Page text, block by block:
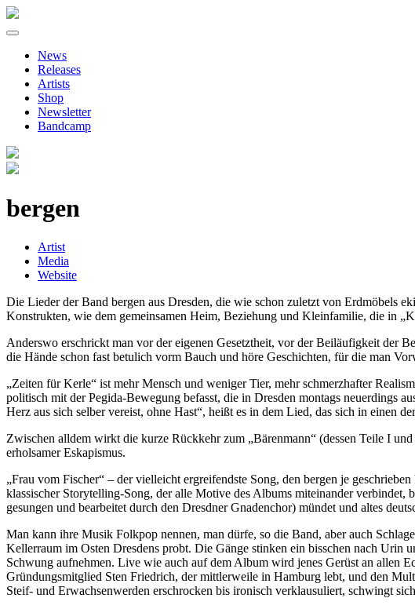
Primary
Menu
Skip
contentNews
Releases
Artists
Shop
Newsletter
Bandcamp
bergen
Artist
Media
Website
Die Lieder der Band bergen aus Dresden, die wie schon zuletzt von Erdmöbels
Konstrukten, wie dem gemeinsamen Heim, Beziehung und Kleinfamilie, die in
Anderswo erschrickt man vor der eigenen Gesetztheit, vor der Beiläufigkeit der
die Hände schon fast betulich vorm Bauch und höre Geschichten, für die man
„Zeiten für Kerle“ ist mehr Mensch und weniger Tier, mehr schmerzhafter
politisch mit der Pegida-Bewegung befasst, die in Dresden montags neuerdings
Herz aus sich selber vereist, ohne Hast“, heißt es in dem Lied, das sich in einen
Zwischen alldem wirkt die kurze Rückkehr zum „Bärenmann“ (dessen Teile I
erholsamer Eskapismus.
„Frau vom Fischer“ – der vielleicht ergreifendste Song, den bergen je
klassischer Storytelling-Song, der alle Motive des Albums miteinander
gesungen und bearbeitet durch den Dresdner Gnadenchor) mündet und altes
Man kann ihre Musik Folkpop nennen, man dürfe, so die Band, aber auch
Kellerraum im Osten Dresdens probt. Die Gänge stinken ein bisschen nach Urin
Schwung aufnehmen. Live wie auch auf dem Album wird jenes Gerüst an allen
Gründungsmitglied Sten Friedrich, der mittlerweile in Hamburg lebt, und den
Steif- und Erwachsenwerden erschrocken bis ironisch verklausuliert, schwingt